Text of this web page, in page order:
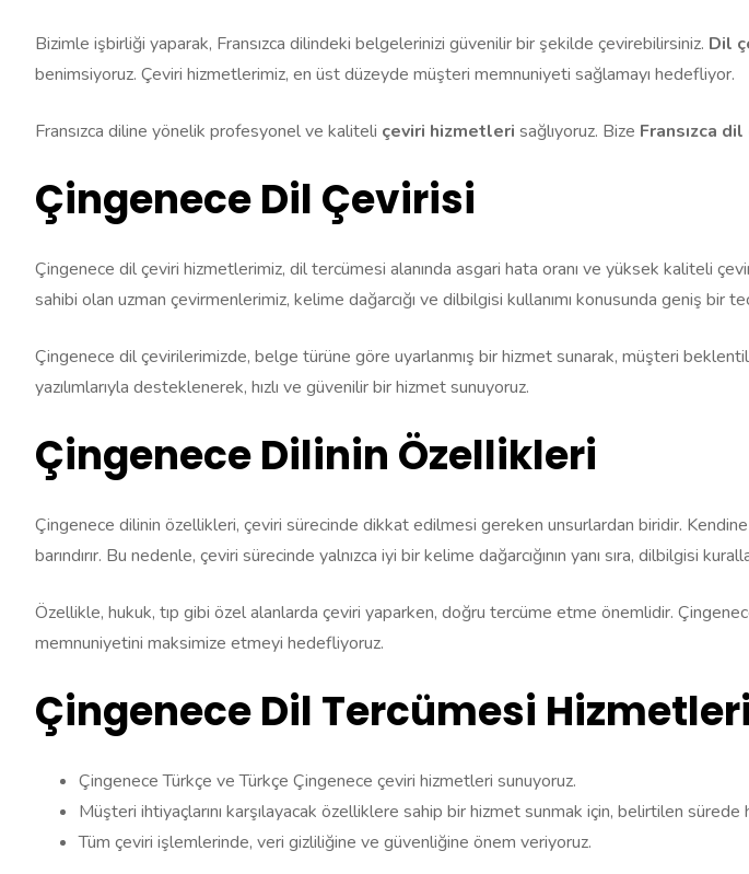
Bizimle işbirliği yaparak, Fransızca dilindeki belgelerinizi güvenilir bir şekilde çevirebilirsiniz. Dil
benimsiyoruz. Çeviri hizmetlerimiz, en üst düzeyde müşteri memnuniyeti sağlamayı hedefliyor.
Fransızca diline yönelik profesyonel ve kaliteli çeviri hizmetleri sağlıyoruz. Bize Fransızca
Çingenece Dil Çevirisi
Çingenece dil çeviri hizmetlerimiz, dil tercümesi alanında asgari hata oranı ve yüksek kaliteli
sahibi olan uzman çevirmenlerimiz, kelime dağarcığı ve dilbilgisi kullanımı konusunda geniş bir
Çingenece dil çevirilerimizde, belge türüne göre uyarlanmış bir hizmet sunarak, müşteri
yazılımlarıyla desteklenerek, hızlı ve güvenilir bir hizmet sunuyoruz.
Çingenece Dilinin Özellikleri
Çingenece dilinin özellikleri, çeviri sürecinde dikkat edilmesi gereken unsurlardan biridir. Kendine
barındırır. Bu nedenle, çeviri sürecinde yalnızca iyi bir kelime dağarcığının yanı sıra, dilbilgisi
Özellikle, hukuk, tıp gibi özel alanlarda çeviri yaparken, doğru tercüme etme önemlidir.
memnuniyetini maksimize etmeyi hedefliyoruz.
Çingenece Dil Tercümesi
Çingenece Türkçe ve Türkçe Çingenece çeviri hizmetleri sunuyoruz.
Müşteri ihtiyaçlarını karşılayacak özelliklere sahip bir hizmet sunmak için, belirtilen sürede
Tüm çeviri işlemlerinde, veri gizliliğine ve güvenliğine önem veriyoruz.